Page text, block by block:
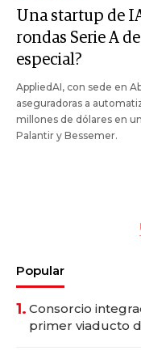
Una startup de
rondas Serie A
especial?
AppliedAI, con sede en
aseguradoras a
millones de dólares en
Palantir y Bessemer.
Popular
1. Consorcio
primer viaducto